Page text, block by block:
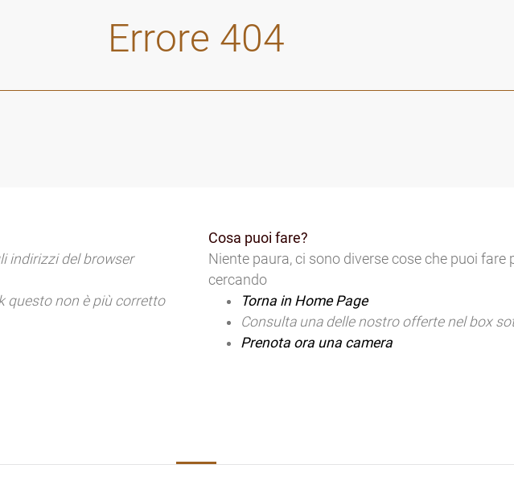
Errore 404
indirizzi del browser
questo non è più corretto
Cosa puoi fare?
Niente paura, ci sono diverse cose che puoi fare
cercando
Torna in Home Page
Consulta una delle nostro offerte nel box
Prenota ora una camera